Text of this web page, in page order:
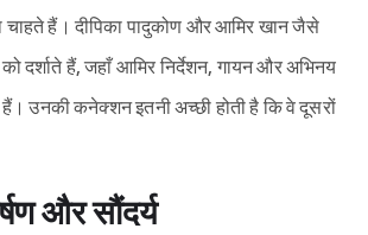
हैं। दीपिका पादुकोण और आमिर खान जैसे
दर्शाते हैं, जहाँ आमिर निर्देशन, गायन और अभिनय
हैं। उनकी कनेक्शन इतनी अच्छी होती है कि वे दूसरों
और सौंदर्य